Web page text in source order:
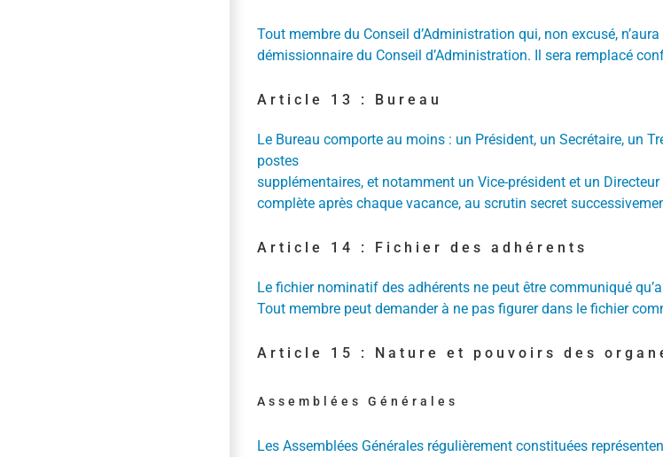
Tout membre du Conseil d’Administration qui, non excusé,
démissionnaire du Conseil d’Administration. Il sera remplacé
Article 13 : Bureau
Le Bureau comporte au moins : un Président, un Secrétaire, un
postes
supplémentaires, et notamment un Vice-président et un
complète après chaque vacance, au scrutin secret
Article 14 : Fichier des adhérents
Le fichier nominatif des adhérents ne peut être communiqué
Tout membre peut demander à ne pas figurer dans le fichier
Article 15 : Nature et pouvoirs des
Assemblées Générales
Les Assemblées Générales régulièrement constituées